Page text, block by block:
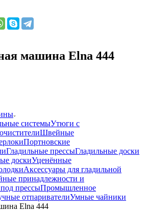
машина Elna 444
системыУтюги с
Швейные
Портновские
Гладильные прессыГладильные доски
доскиУценённые
Аксессуары для гладильной
принадлежности и
прессыПромышленное
отпаривателиУмные чайники
Elna 444